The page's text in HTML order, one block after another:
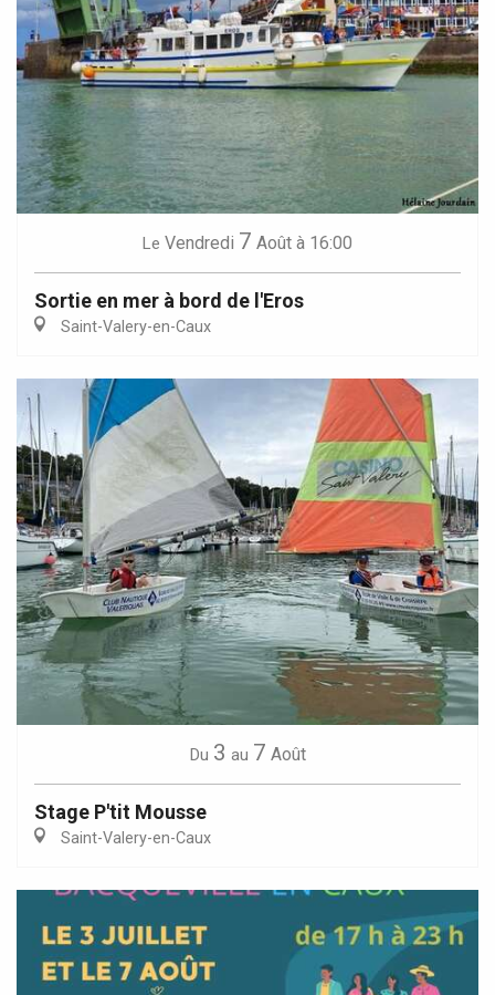
Le Vendredi 7 Août à 16:00
Sortie en mer à bord de l'Eros
Saint-Valery-en-Caux
Du 3 au 7 Août
Stage P'tit Mousse
Saint-Valery-en-Caux